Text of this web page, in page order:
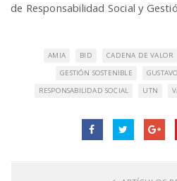
de Responsabilidad Social y
AMIA BID CADENA DE VALOR
GESTIÓN SOSTENIBLE
RESPONSABILIDAD SOCIAL
UTN